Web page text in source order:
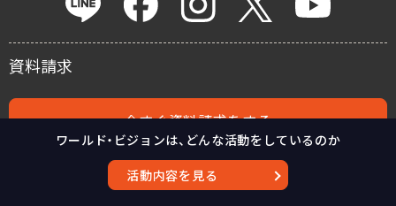
ワールド・ビジョンは、どんな活動をしているのか
活動内容を見る
資料請求
今すぐ資料請求をする